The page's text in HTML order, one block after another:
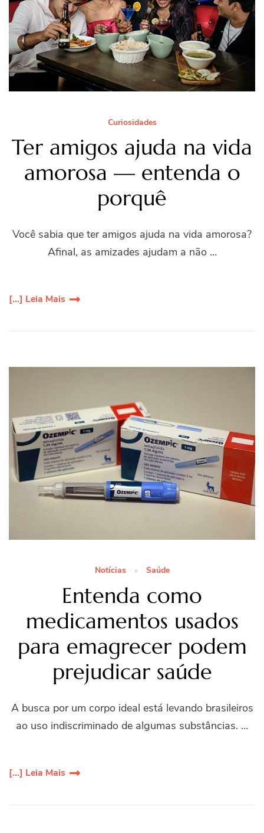
Curiosidades
Ter amigos ajuda na vida
amorosa — entenda o
porquê
Você sabia que ter amigos ajuda na vida amorosa?
Afinal, as amizades ajudam a não …
[...] Leia Mais
Notícias Saúde
Entenda como
medicamentos usados
para emagrecer podem
prejudicar saúde
A busca por um corpo ideal está levando brasileiros
ao uso indiscriminado de algumas substâncias. …
[...] Leia Mais